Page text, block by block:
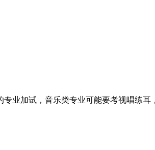
业加试，音乐类专业可能要考视唱练